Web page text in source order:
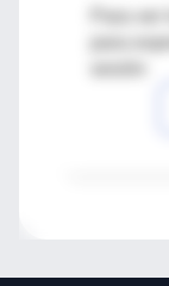
Para